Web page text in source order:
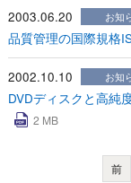
2003.06.20 お知
品質管理の国際規格
2002.10.10 お知
DVDディスクと高純
2 MB
前